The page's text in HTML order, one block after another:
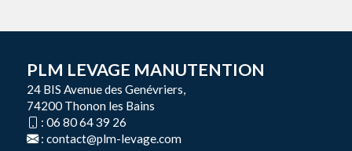
PLM LEVAGE MANUTENTION
24 BIS Avenue des Genévriers,
74200 Thonon les Bains
: 06 80 64 39 26
: contact@plm-levage.com